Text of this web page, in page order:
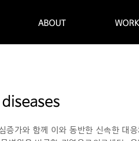
ABOUT
가와 함께 이와 동반한 신속한 대응